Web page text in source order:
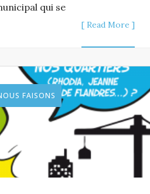
qui se
[ Read More ]
FAISONS